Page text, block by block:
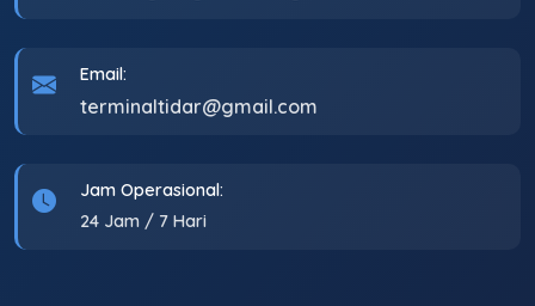
Email:
terminaltidar@gmail.com
Jam Operasional:
24 Jam / 7 Hari